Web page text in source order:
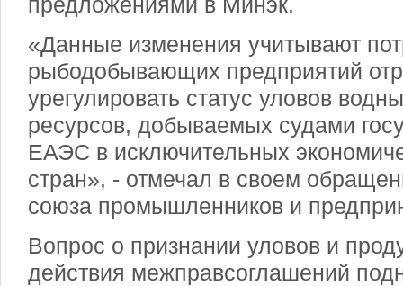
«Данные изменения учитывают
рыбодобывающих предприятий
урегулировать статус уловов
ресурсов, добываемых судами
ЕАЭС в исключительных
стран», - отмечал в своем
союза промышленников и
Вопрос о признании уловов и
действия межправсоглашений